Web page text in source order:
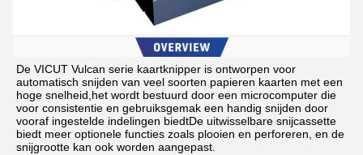
De VICUT Vulcan serie kaartknipper is ontworpen voor
automatisch snijden van veel soorten papieren kaarten met een
hoge snelheid,het wordt bestuurd door een microcomputer die
voor consistentie en gebruiksgemak een handig snijden door
vooraf ingestelde indelingen biedtDe uitwisselbare snijcassette
biedt meer optionele functies zoals plooien en perforeren, en de
snijgrootte kan ook worden aangepast.